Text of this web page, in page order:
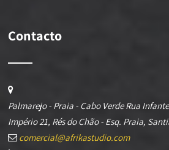
Contacto
Palmarejo - Praia - Cabo Verde Rua
Império 21, Rés do Chão - Esq. Praia,
comercial@afrikastudio.com